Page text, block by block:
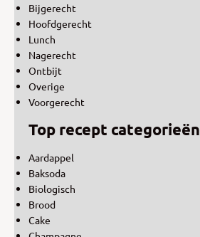
Bijgerecht
Hoofdgerecht
Lunch
Nagerecht
Ontbijt
Overige
Voorgerecht
Top recept categorieën
Aardappel
Baksoda
Biologisch
Brood
Cake